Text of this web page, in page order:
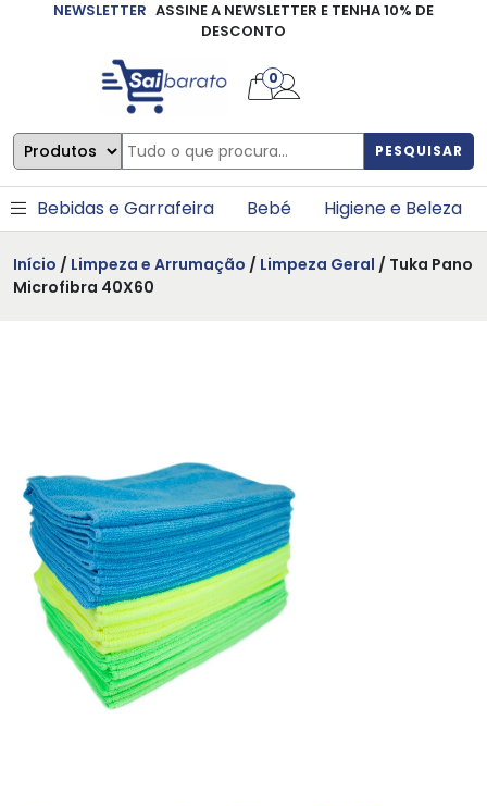
NEWSLETTER ASSINE A NEWSLETTER E TENHA 10% DE
DESCONTO
PESQUISAR
0
Bebidas e Garrafeira Bebé Higiene e Beleza
Início / Limpeza e Arrumação / Limpeza Geral / Tuka Pano
Microfibra 40X60